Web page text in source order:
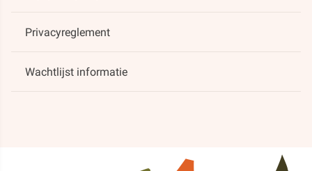
Privacyreglement
Wachtlijst informatie